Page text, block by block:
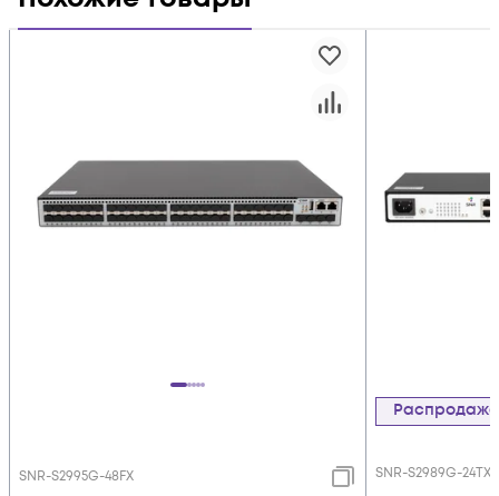
SFP Коммутатор
Used
SNR-S2995G-48FX
Распродажа
SNR-S2989G-24TX